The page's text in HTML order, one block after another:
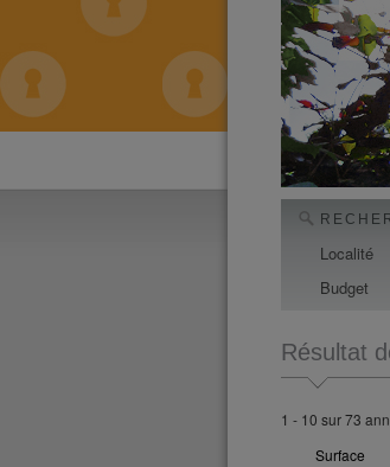
Localité
Budget
Résultat
1 - 10 sur 73
Surface